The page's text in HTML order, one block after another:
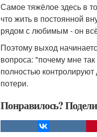
Самое тяжёлое здесь в
что жить в постоянной
рядом с любимым - он
Поэтому выход
вопроса: "почему мне
полностью контролируют
потери.
Понравилось?